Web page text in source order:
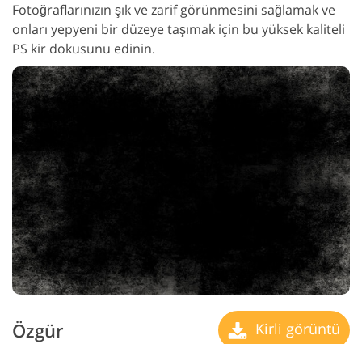
Fotoğraflarınızın şık ve zarif görünmesini sağlamak ve
onları yepyeni bir düzeye taşımak için bu yüksek kaliteli
PS kir dokusunu edinin.
Özgür Kirli görüntü